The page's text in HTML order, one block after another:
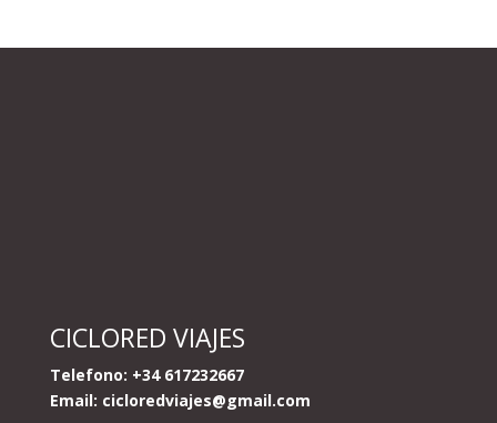
CICLORED VIAJES
Telefono: +34 617232667
Email: cicloredviajes@gmail.com